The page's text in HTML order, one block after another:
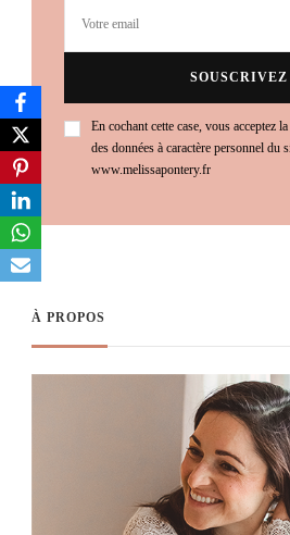
En cochant cette case, vous acceptez
des données à caractère personnel du
www.melissapontery.fr
À PROPOS